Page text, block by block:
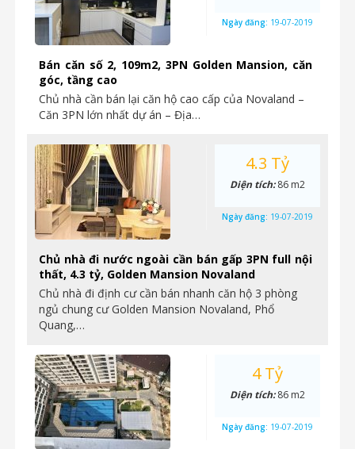
Bán căn số 2, 109m2, 3PN Golden Mansion, căn
góc, tầng cao
Chủ nhà cần bán lại căn hộ cao cấp của Novaland –
Căn 3PN lớn nhất dự án – Địa…
Ngày đăng: 19-07-2019
Chủ nhà đi nước ngoài cần bán gấp 3PN full nội
thất, 4.3 tỷ, Golden Mansion Novaland
Chủ nhà đi định cư cần bán nhanh căn hộ 3 phòng
ngủ chung cư Golden Mansion Novaland, Phổ
Quang,…
4.3 Tỷ
Diện tích:86 m2
Ngày đăng: 19-07-2019
4 Tỷ
Diện tích:86 m2
Ngày đăng: 19-07-2019